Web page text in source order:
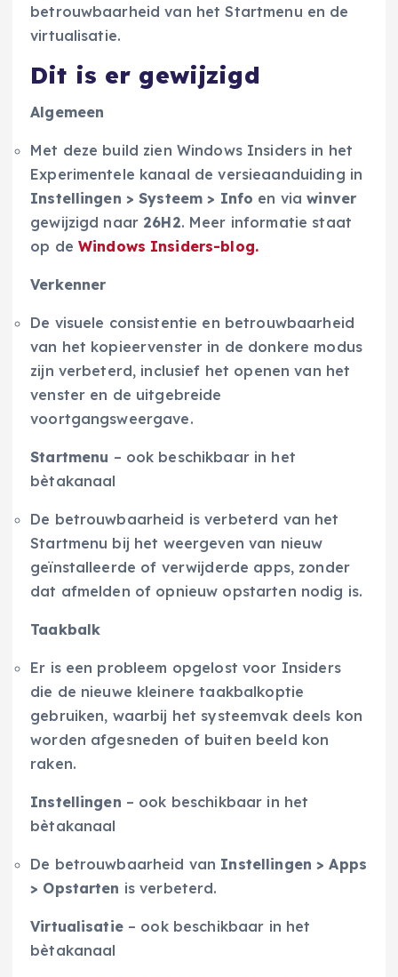
betrouwbaarheid van het Startmenu en de
virtualisatie.
Dit is er gewijzigd
Algemeen
Met deze build zien Windows Insiders in het
Experimentele kanaal de versieaanduiding in
Instellingen > Systeem > Info en viawinver
gewijzigd naar 26H2. Meer informatie staat
op de Windows Insiders-blog.
Verkenner
De visuele consistentie en betrouwbaarheid
van het kopieervenster in de donkere modus
zijn verbeterd, inclusief het openen van het
venster en de uitgebreide
voortgangsweergave.
Startmenu – ook beschikbaar in het
bètakanaal
De betrouwbaarheid is verbeterd van het
Startmenu bij het weergeven van nieuw
geïnstalleerde of verwijderde apps, zonder
dat afmelden of opnieuw opstarten nodig is.
Taakbalk
Er is een probleem opgelost voor Insiders
die de nieuwe kleinere taakbalkoptie
gebruiken, waarbij het systeemvak deels kon
worden afgesneden of buiten beeld kon
raken.
Instellingen – ook beschikbaar in het
bètakanaal
De betrouwbaarheid van Instellingen > Apps
> Opstarten is verbeterd.
Virtualisatie– ook beschikbaar in het
bètakanaal